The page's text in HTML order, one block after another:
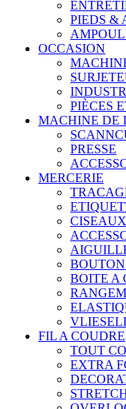
PIEDS &
OCCASION
PIÈCES
MACHINE DE
PRESSE
MERCERIE
BOITE A
FIL A COUDRE
TOUT
EXTRA